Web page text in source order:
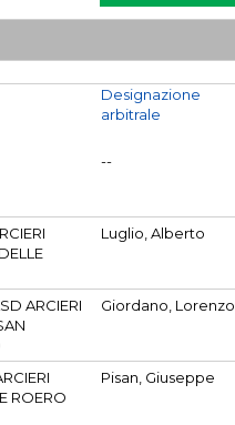
Designazione
arbitrale
--
Luglio, Alberto
ARCIERI
Giordano, Lorenzo
ROERO
Pisan, Giuseppe